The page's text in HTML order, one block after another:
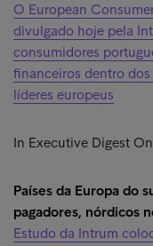
O European
divulgado hoje pela
consumidores
financeiros dentro
líderes europeus
In Executive Digest
Países da Europa do
pagadores, nórdicos
Estudo da Intrum